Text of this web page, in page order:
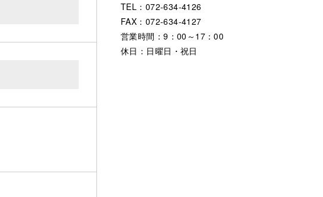
TEL：072-634-4126
FAX：072-634-4127
営業時間：9：00～17：00
休日：日曜日・祝日